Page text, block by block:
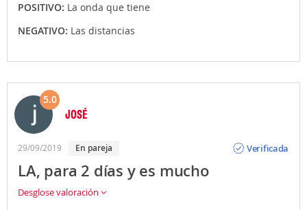
POSITIVO: La onda que tiene
NEGATIVO: Las distancias
5.0
JOSÉ
29/09/2019 En pareja
Verificada
LA, para 2 días y es mucho
Desglose valoración